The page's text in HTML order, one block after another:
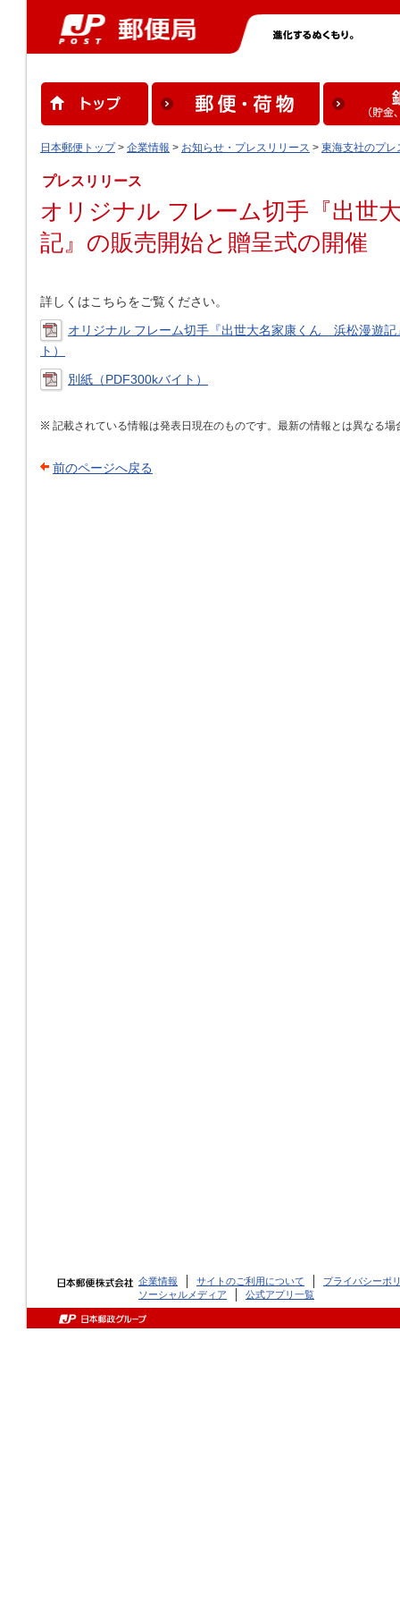
日本郵便トップ> 企業情報 > お知らせ・プレスリリース > 東海支社のプレ
プレスリリース
オリジナル フレーム切手『出世
記』の販売開始と贈呈式の開催
詳しくはこちらをご覧ください。
オリジナル フレーム切手『出世大名家康くん 浜松漫遊
ト）
別紙（PDF300kバイト）
記載されている情報は発表日現在のものです。最新の情報とは異なる
前のページへ戻る
企業情報 サイトのご利用について
プライバシーポ
ソーシャルメディア
公式アプリ一覧